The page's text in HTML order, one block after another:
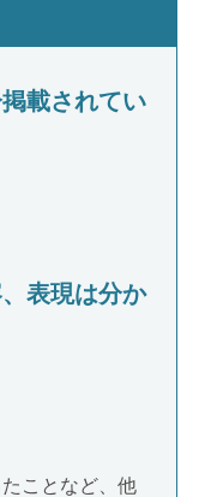
載されてい
表現は分か
ことなど、他